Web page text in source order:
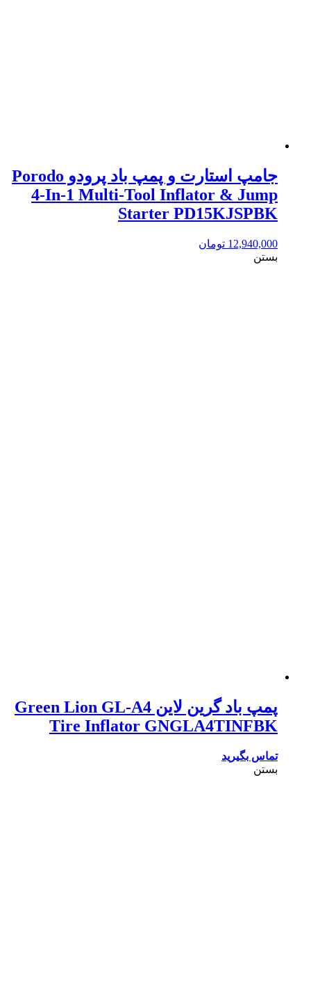
جامپ استارت و پمپ باد پرودو Porodo
4-In-1 Multi-Tool Inflator & Jump
Starter PD15KJSPBK
12,940,000 تومان
بستن
پمپ باد گرین لاین Green Lion GL-A4
Tire Inflator GNGLA4TINFBK
تماس بگیرید
بستن